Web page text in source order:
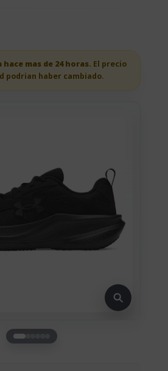
mas de 24 horas. El precio
podrian haber cambiado.